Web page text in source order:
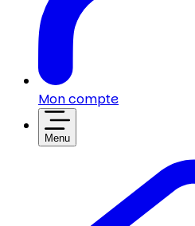
Mon compte
Menu